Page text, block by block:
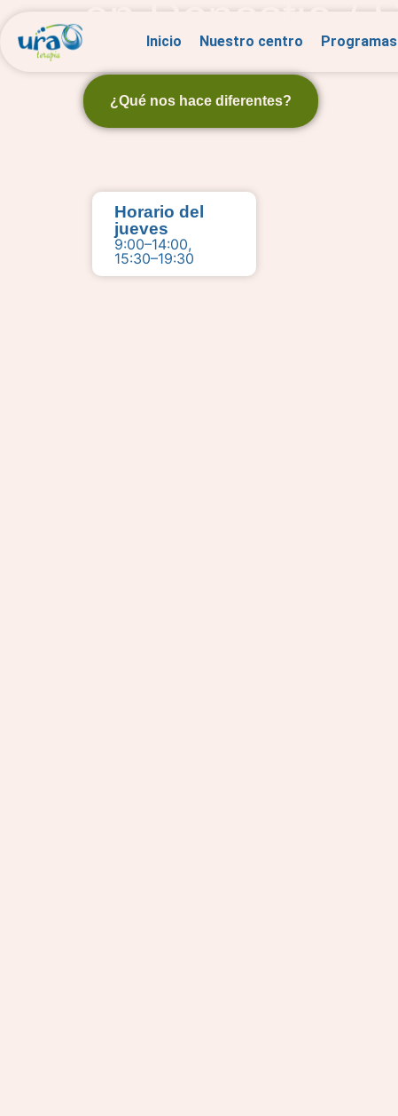
Inicio Nuestro centro Programas
Antiséptico natural, sano, seguro y ecológico.
¿Qué nos hace diferentes?
Horario del
jueves
9:00–14:00,
15:30–19:30